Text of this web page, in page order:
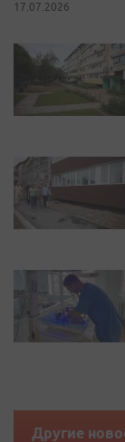
17.07.2026
Другие